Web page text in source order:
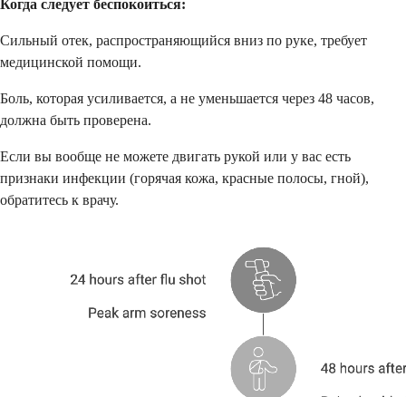
Когда следует беспокоиться:
Сильный отек, распространяющийся вниз по руке, требует
медицинской помощи.
Боль, которая усиливается, а не уменьшается через 48 часов,
должна быть проверена.
Если вы вообще не можете двигать рукой или у вас есть
признаки инфекции (горячая кожа, красные полосы, гной),
обратитесь к врачу.